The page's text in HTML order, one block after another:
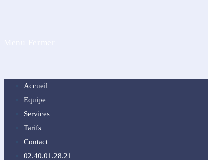
Accueil
Equipe
Services
Tarifs
Contact
02.40.01.28.21